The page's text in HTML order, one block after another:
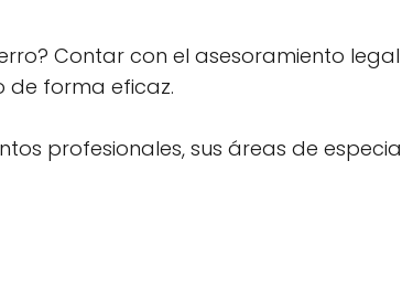
Contar con el asesoramiento
de forma eficaz.
profesionales, sus áreas de